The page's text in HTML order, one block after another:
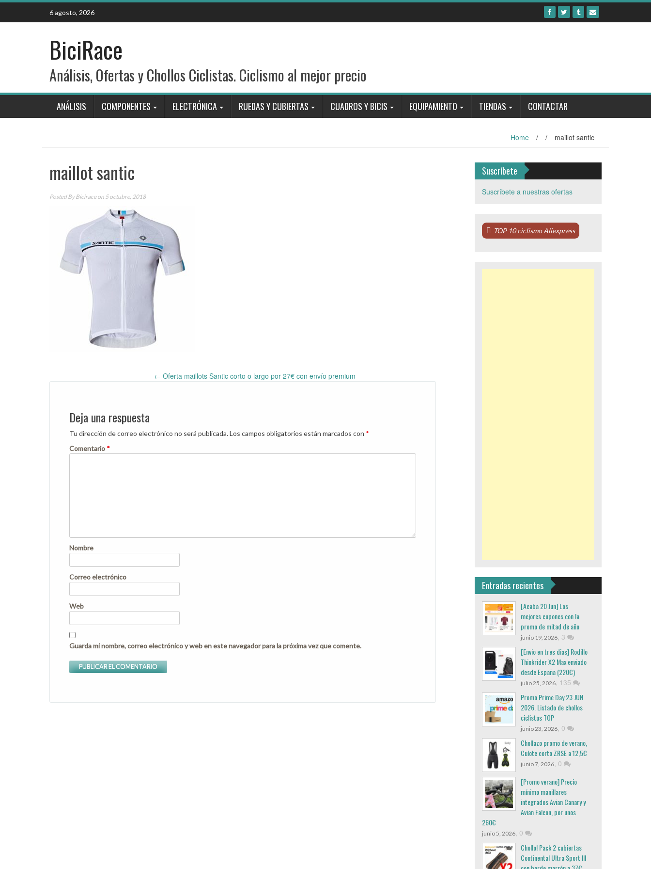
Skip
content
6 agosto, 2026
BiciRace
Análisis, Ofertas y Chollos Ciclistas. Ciclismo al mejor precio
ANÁLISIS COMPONENTES ELECTRÓNICA RUEDAS Y CUBIERTAS CUADROS Y BICIS EQUIPAMIENTO TIENDAS CONTACTAR
Home / / maillot santic
maillot santic
Posted ByBiciraceon 5 octubre, 2018
Post
navigation
← Oferta maillots Santic corto o largo por 27€ con envío premium
Deja una respuesta
Tu dirección de correo electrónico no será publicada.Los campos obligatorios están marcados con *
Comentario *
Nombre
Correo electrónico
Web
Guarda mi nombre, correo electrónico y web en este navegador para la próxima vez que comente.
Suscríbete
Suscríbete a nuestras ofertas
TOP 10 ciclismo Aliexpress
Entradas recientes
[Acaba 20 Jun] Los
mejores cupones con la
promo de mitad de año
junio 19, 2026, 3
[Envio en tres dias] Rodillo
Thinkrider X2 Max enviado
desde España (220€)
julio 25, 2026, 135
Promo Prime Day 23 JUN
2026. Listado de chollos
ciclistas TOP
junio 23, 2026, 0
Chollazo promo de verano,
Culote corto ZRSE a 12,5€
junio 7, 2026, 0
[Promo verano] Precio
mínimo manillares
integrados Avian Canary y
Avian Falcon, por unos
260€
junio 5, 2026, 0
Chollo! Pack 2 cubiertas
Continental Ultra Sport III